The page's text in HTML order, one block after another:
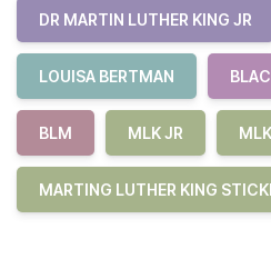
DR MARTIN LUTHER KING JR
LOUISA BERTMAN
BLM MLK JR
MARTING LUTHER KING